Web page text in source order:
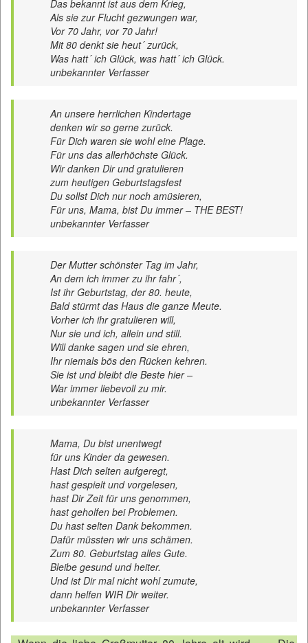
Das bekannt ist aus dem Krieg,
Als sie zur Flucht gezwungen war,
Vor 70 Jahr, vor 70 Jahr!
Mit 80 denkt sie heut´ zurück,
Was hatt´ ich Glück, was hatt´ ich Glück.
unbekannter Verfasser
An unsere herrlichen Kindertage
denken wir so gerne zurück.
Für Dich waren sie wohl eine Plage.
Für uns das allerhöchste Glück.
Wir danken Dir und gratulieren
zum heutigen Geburtstagsfest
Du sollst Dich nur noch amüsieren,
Für uns, Mama, bist Du immer – THE BEST!
unbekannter Verfasser
Der Mutter schönster Tag im Jahr,
An dem ich immer zu ihr fahr´,
Ist ihr Geburtstag, der 80. heute,
Bald stürmt das Haus die ganze Meute.
Vorher ich ihr gratulieren will,
Nur sie und ich, allein und still.
Will danke sagen und sie ehren,
Ihr niemals bös den Rücken kehren.
Sie ist und bleibt die Beste hier –
War immer liebevoll zu mir.
unbekannter Verfasser
Mama, Du bist unentwegt
für uns Kinder da gewesen.
Hast Dich selten aufgeregt,
hast gespielt und vorgelesen,
hast Dir Zeit für uns genommen,
hast geholfen bei Problemen.
Du hast selten Dank bekommen.
Dafür müssten wir uns schämen.
Zum 80. Geburtstag alles Gute.
Bleibe gesund und heiter.
Und ist Dir mal nicht wohl zumute,
dann helfen WIR Dir weiter.
unbekannter Verfasser